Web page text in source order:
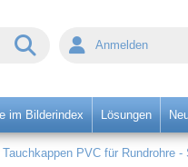
Anmelden
im Bilderindex Lösungen
Tauchkappen PVC für Rundrohre -